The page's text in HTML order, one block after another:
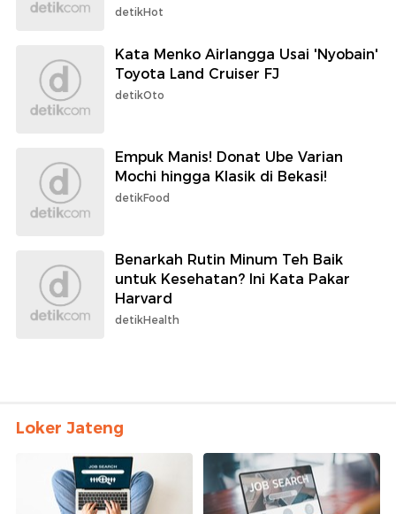
detikHot
Kata Menko Airlangga Usai 'Nyobain'
Toyota Land Cruiser FJ
detikOto
Empuk Manis! Donat Ube Varian
Mochi hingga Klasik di Bekasi!
detikFood
Benarkah Rutin Minum Teh Baik
untuk Kesehatan? Ini Kata Pakar
Harvard
detikHealth
Loker Jateng